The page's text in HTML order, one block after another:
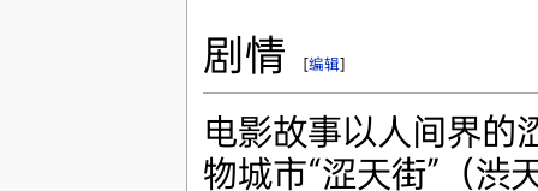
剧情 [编辑]
电影故事以人间界的
物城市“涩天街”（渋